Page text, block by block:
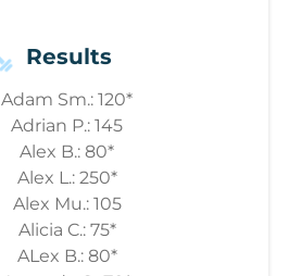
Results
Adam Sm.: 120*
Adrian P.: 145
Alex B.: 80*
Alex L.: 250*
Alex Mu.: 105
Alicia C.: 75*
ALex B.: 80*